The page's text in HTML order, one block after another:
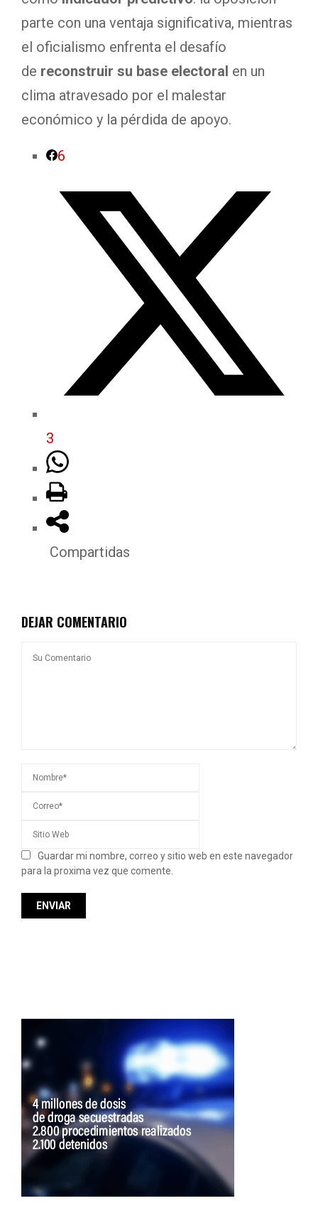
parte con una ventaja significativa, mientras
el oficialismo enfrenta el desafío
de reconstruir su base electoral en un
clima atravesado por el malestar
económico y la pérdida de apoyo.
6
3
Compartidas
DEJAR COMENTARIO
Guardar mi nombre, correo y sitio web en este navegador
para la proxima vez que comente.